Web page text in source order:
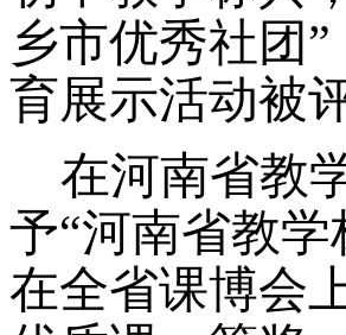
乡市优秀社团
育展示活动被
在河南省教
予“河南省教
在全省课博会